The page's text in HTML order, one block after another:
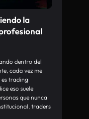
la
dentro del
cada vez me
es trading
eso suele
que nunca
traders